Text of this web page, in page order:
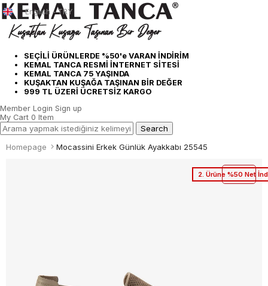
SEÇİLİ ÜRÜNLERDE %50'e VARAN İNDİRİM
KEMAL TANCA RESMİ İNTERNET SİTESİ
KEMAL TANCA 75 YAŞINDA
KUŞAKTAN KUŞAĞA TAŞINAN BİR DEĞER
999 TL ÜZERİ ÜCRETSİZ KARGO
English - TRY
Member Login Sign up
My Cart 0 Item
Homepage Mocassini Erkek Günlük Ayakkabı 25545
2. Ürüne %50 Net